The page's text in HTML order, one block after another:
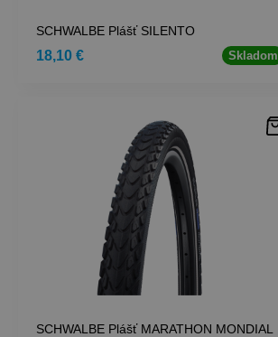
SCHWALBE Plášť SILENTO
18,10 € Skladom
SCHWALBE Plášť MARATHON MONDIAL